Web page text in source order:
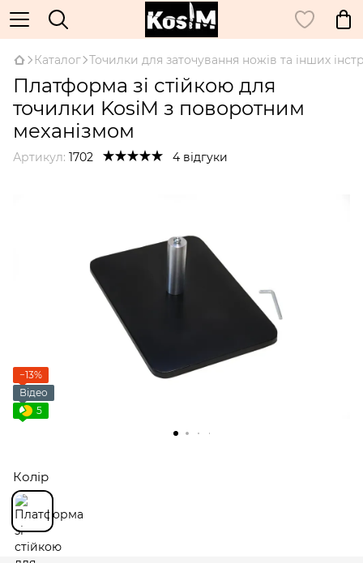
Каталог Точилки для заточування ножів та інших
Платформа зі стійкою для
точилки KosiM з поворотним
механізмом
Артикул: 1702 4 відгуки
−13%
Відео
5
Колір